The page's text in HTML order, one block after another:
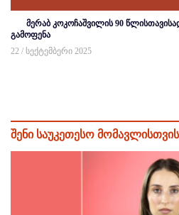
მერაბ კოკოჩაშვილის 90
გამოფენა
22 / სექტემბერი 2025
შენი საუკეთესო მომავლისთვის